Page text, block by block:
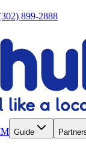
899-2888
Guide